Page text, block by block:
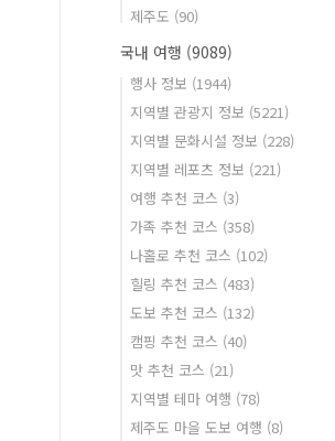
제주도 (90)
국내 여행 (9089)
행사 정보 (1944)
지역별 관광지 정보 (5221)
지역별 문화시설 정보 (228)
지역별 레포츠 정보 (221)
여행 추천 코스 (3)
가족 추천 코스 (358)
나홀로 추천 코스 (102)
힐링 추천 코스 (483)
도보 추천 코스 (132)
캠핑 추천 코스 (40)
맛 추천 코스 (21)
지역별 테마 여행 (78)
제주도 마을 도보 여행 (8)